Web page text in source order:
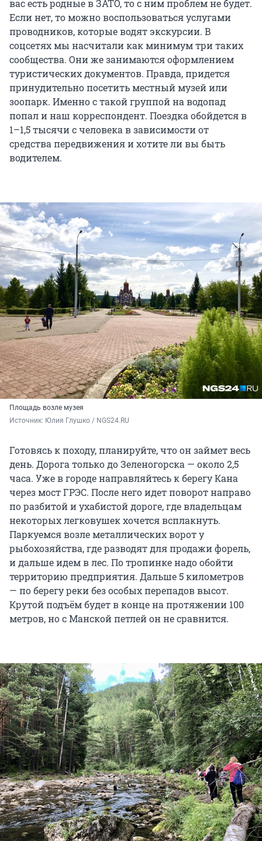
вас есть родные в ЗАТО, то с ним проблем не будет.
Если нет, то можно воспользоваться услугами
проводников, которые водят экскурсии. В
соцсетях мы насчитали как минимум три таких
сообщества. Они же занимаются оформлением
туристических документов. Правда, придется
принудительно посетить местный музей или
зоопарк. Именно с такой группой на водопад
попал и наш корреспондент. Поездка обойдется в
1–1,5 тысячи с человека в зависимости от
средства передвижения и хотите ли вы быть
водителем.
Площадь возле музея
Источник: Юлия Глушко / NGS24.RU
Готовясь к походу, планируйте, что он займет весь
день. Дорога только до Зеленогорска — около 2,5
часа. Уже в городе направляйтесь к берегу Кана
через мост ГРЭС. После него идет поворот направо
по разбитой и ухабистой дороге, где владельцам
некоторых легковушек хочется всплакнуть.
Паркуемся возле металлических ворот у
рыбохозяйства, где разводят для продажи форель,
и дальше идем в лес. По тропинке надо обойти
территорию предприятия. Дальше 5 километров
— по берегу реки без особых перепадов высот.
Крутой подъём будет в конце на протяжении 100
метров, но с Манской петлей он не сравнится.